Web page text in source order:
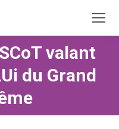
valant
du Grand
: